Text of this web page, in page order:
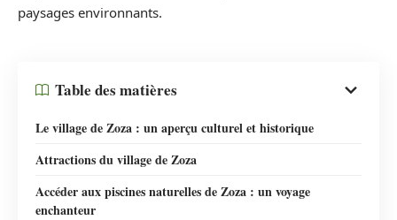
paysages environnants.
Table des matières
Le village de Zoza : un aperçu culturel et historique
Attractions du village de Zoza
Accéder aux piscines naturelles de Zoza : un voyage
enchanteur